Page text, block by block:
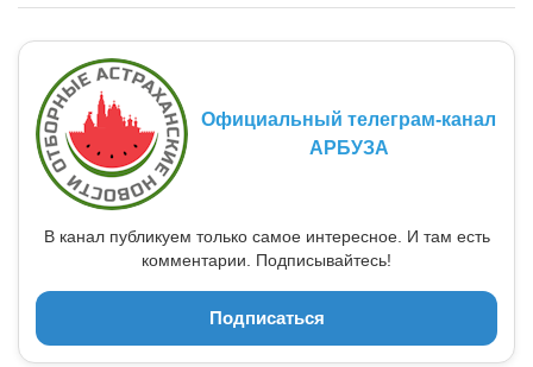
Официальный телеграм-канал
АРБУЗА
В канал публикуем только самое интересное. И там есть
комментарии. Подписывайтесь!
Подписаться